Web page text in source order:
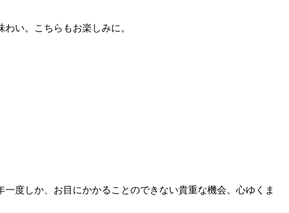
い。こちらもお楽しみに。
度しか、お目にかかることのできない貴重な機会。心ゆくま